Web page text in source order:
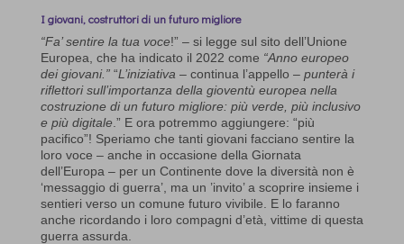
I giovani, costruttori di un futuro migliore
“Fa’ sentire la tua voce!” – si legge sul sito dell’Unione
Europea, che ha indicato il 2022 come “Anno europeo
dei giovani.”“L’iniziativa – continua l’appello – punterà i
riflettori sull’importanza della gioventù europea nella
costruzione di un futuro migliore: più verde, più inclusivo
e più digitale.” E ora potremmo aggiungere: “più
pacifico”! Speriamo che tanti giovani facciano sentire la
loro voce – anche in occasione della Giornata
dell’Europa – per un Continente dove la diversità non è
‘messaggio di guerra’, ma un ’invito’ a scoprire insieme i
sentieri verso un comune futuro vivibile. E lo faranno
anche ricordando i loro compagni d’età, vittime di questa
guerra assurda.